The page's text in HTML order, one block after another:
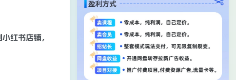
红书店铺，